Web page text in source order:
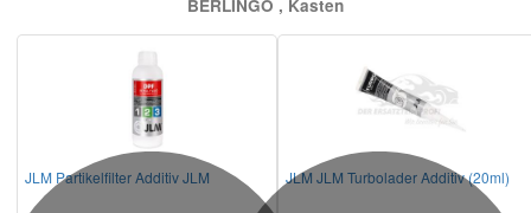
BERLINGO , Kasten
JLM Partikelfilter Additiv JLM JLM JLM Turbolader Additiv (20ml)